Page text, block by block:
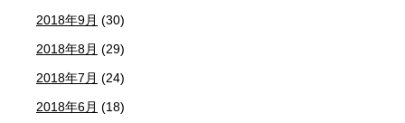
2018年9月 (30)
2018年8月 (29)
2018年7月 (24)
2018年6月 (18)